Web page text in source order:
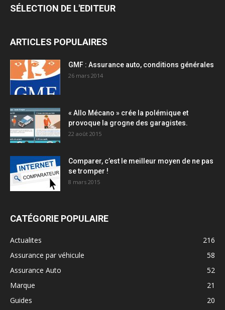
SÉLECTION DE L'EDITEUR
ARTICLES POPULAIRES
GMF : Assurance auto, conditions générales
26 mars 2014
« Allo Mécano » crée la polémique et
provoque la grogne des garagistes.
22 août 2015
Comparer, c’est le meilleur moyen de ne pas
se tromper !
8 mars 2015
CATÉGORIE POPULAIRE
Actualites
216
Assurance par véhicule
58
Assurance Auto
52
Marque
21
Guides
20